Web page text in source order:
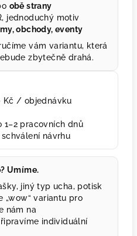
obě strany
jednoduchý motiv
obchody, eventy
vám variantu, která
zbytečně drahá.
Kč / objednávku
1–2 pracovních dnů
návrhu
Umíme.
jiný typ ucha, potisk
„wow“ variantu pro
nám na
individuální